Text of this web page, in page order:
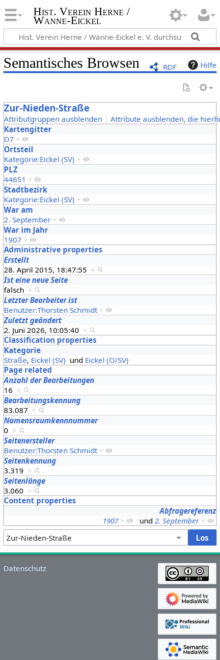
Hist. Verein Herne /
Wanne-Eickel
RDF Hilfe
Semantisches Browsen
Zur-Nieden-Straße
Attributgruppen ausblenden
Attribute ausblenden, die
Kartengitter
D7 +
Ortsteil
Kategorie:Eickel (SV) +
PLZ
44651 +
Stadtbezirk
Kategorie:Eickel (SV) +
War am
2. September +
War im Jahr
1907 +
Administrative properties
Erstellt
28. April 2015, 18:47:55 +
Ist eine neue Seite
falsch +
Letzter Bearbeiter ist
Benutzer:Thorsten Schmidt +
Zuletzt geändert
2. Juni 2026, 10:05:40 +
Classification properties
Kategorie
Straße, Eickel (SV) und Eickel (O/SV)
Page related
Anzahl der Bearbeitungen
16 +
Bearbeitungskennung
83.087 +
Namensraumkennnummer
0 +
Seitenersteller
Benutzer:Thorsten Schmidt +
Seitenkennung
3.319 +
Seitenlänge
3.060 +
Content properties
Abfragereferenz
1907 + und2. September +
Datenschutz